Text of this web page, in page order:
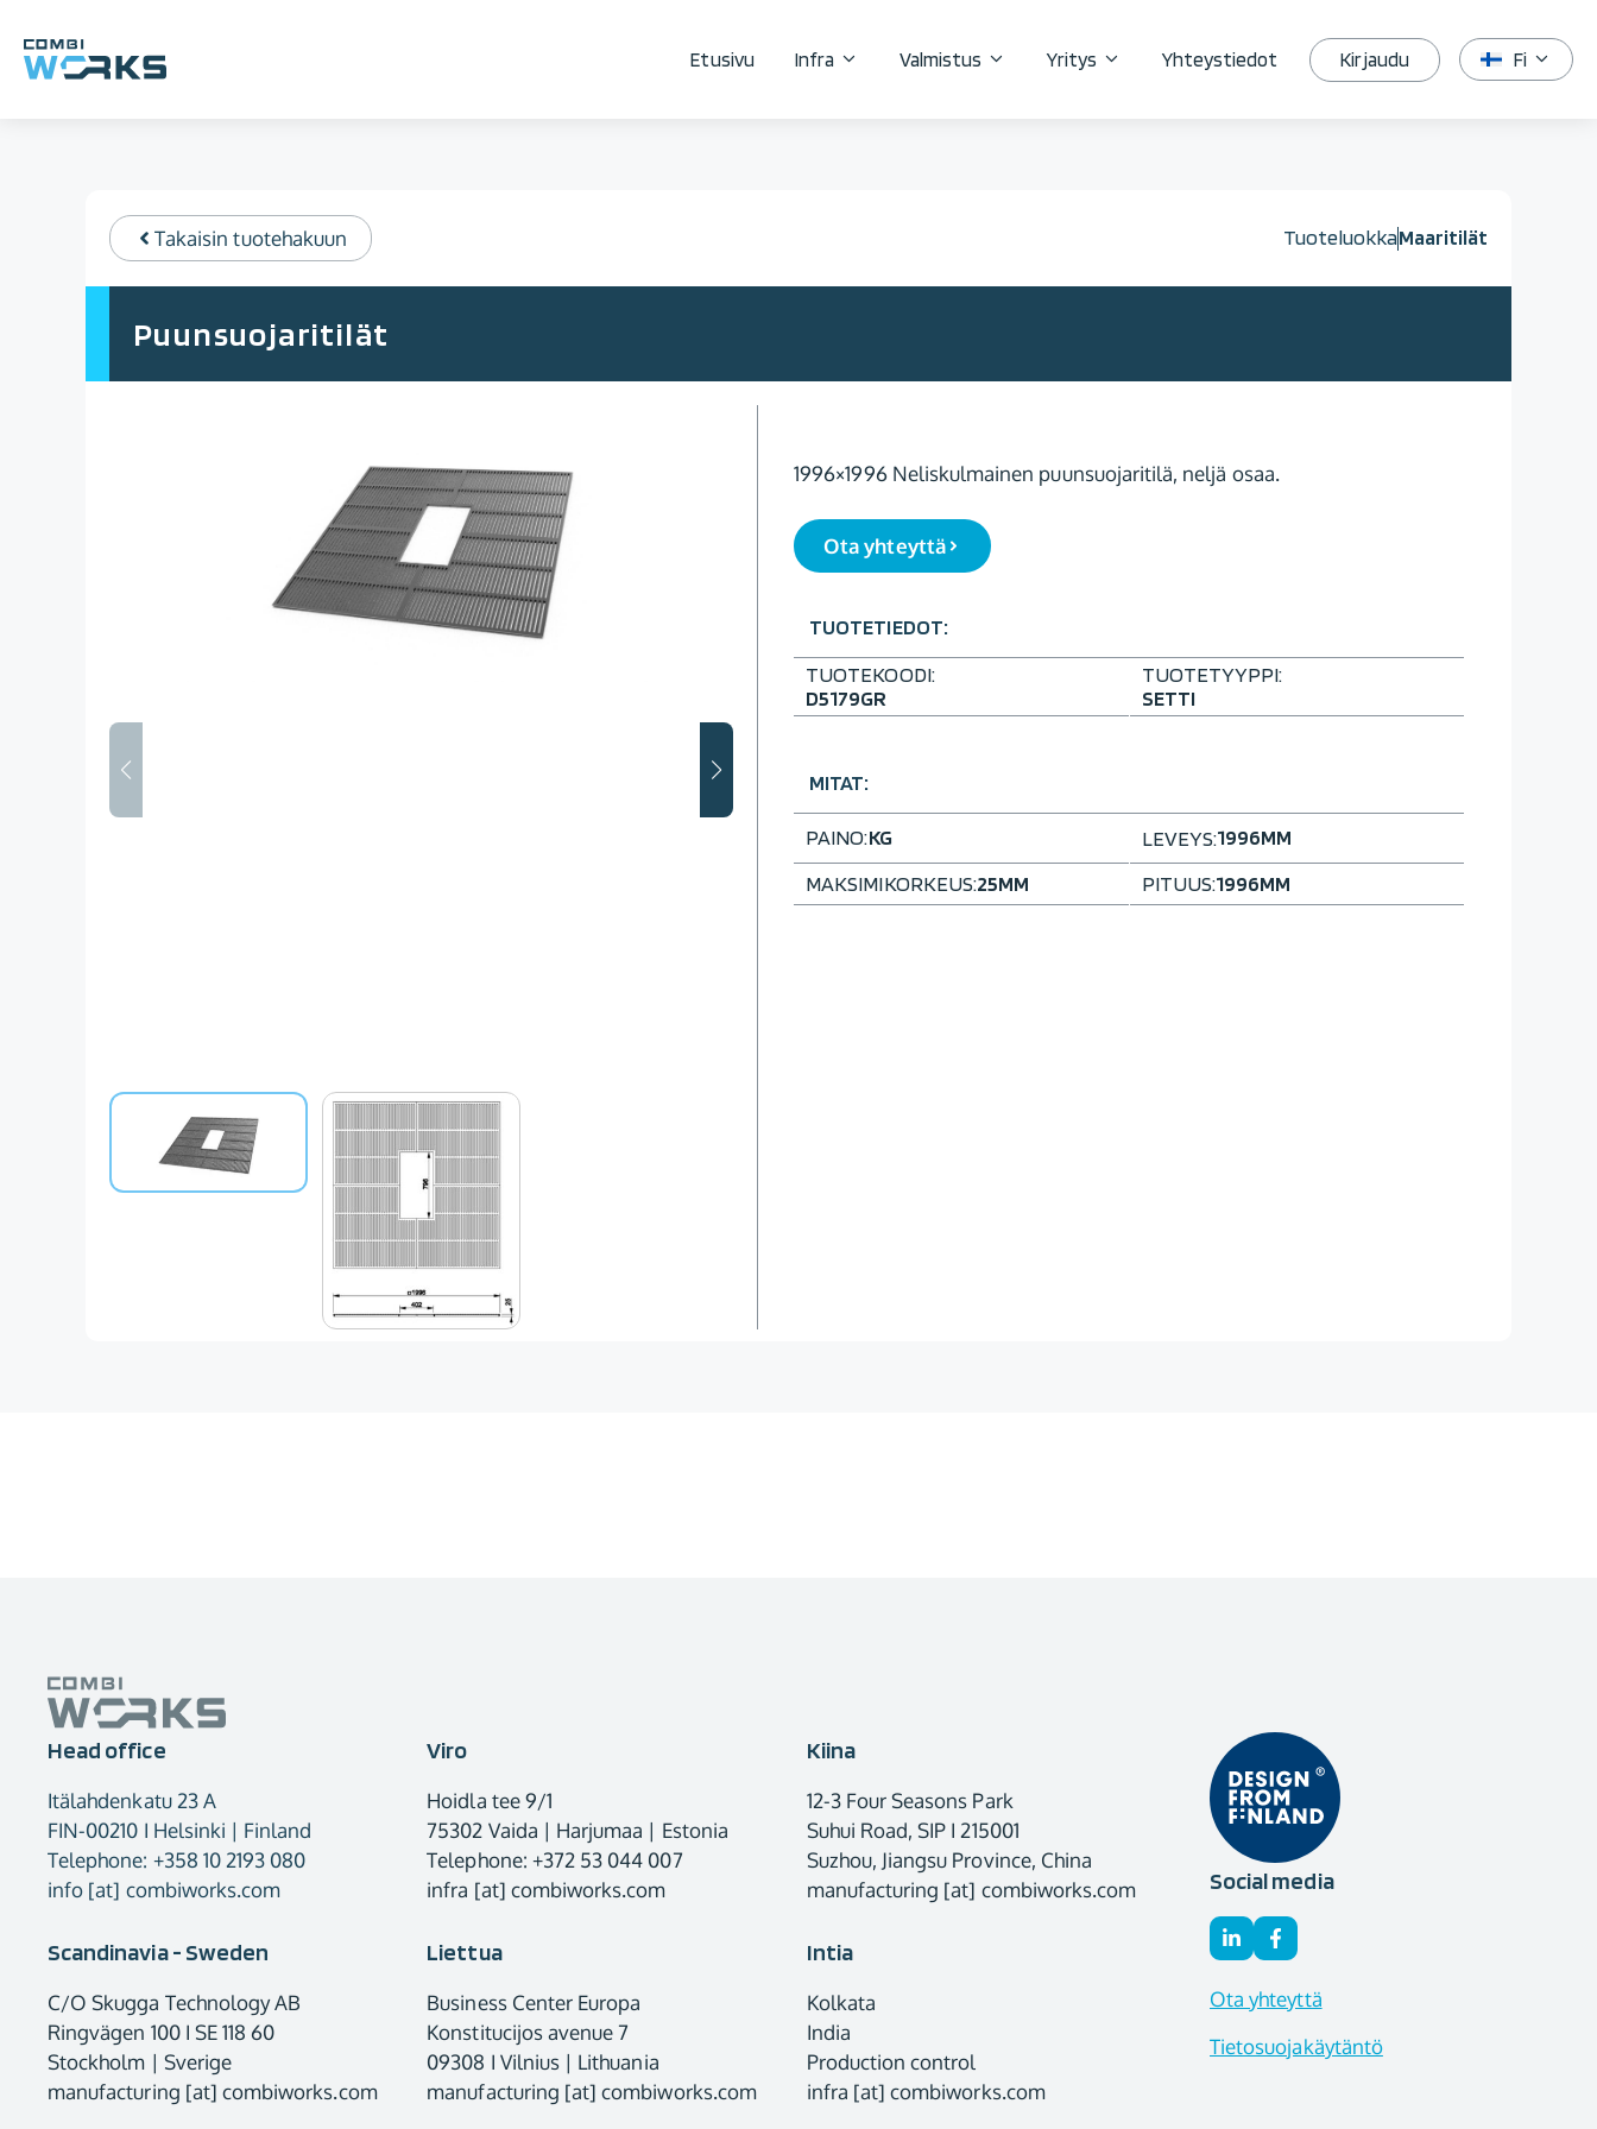
sisältöön
Etusivu Infra Valmistus Yritys Yhteystiedot Kirjaudu Fi
Takaisin tuotehakuun TuoteluokkaMaaritilät
Puunsuojaritilät
1996×1996 Neliskulmainen puunsuojaritilä, neljä osaa.
Ota yhteyttä
TUOTETIEDOT:
TUOTEKOODI:
D5179GR
TUOTETYYPPI:
SETTI
MITAT:
PAINO:KG LEVEYS:1996MM
MAKSIMIKORKEUS:25MM PITUUS:1996MM
Head office
Itälahdenkatu 23 A
FIN-00210 I Helsinki | Finland
Telephone: +358 10 2193 080
info [at] combiworks.com
Viro
Hoidla tee 9/1
75302 Vaida | Harjumaa | Estonia
Telephone: +372 53 044 007
infra [at] combiworks.com
Kiina
12-3 Four Seasons Park
Suhui Road, SIP I 215001
Suzhou, Jiangsu Province, China
manufacturing [at] combiworks.com
Scandinavia - Sweden
C/O Skugga Technology AB
Ringvägen 100 I SE 118 60
Stockholm | Sverige
manufacturing [at] combiworks.com
Liettua
Business Center Europa
Konstitucijos avenue 7
09308 I Vilnius | Lithuania
manufacturing [at] combiworks.com
Intia
Kolkata
India
Production control
infra [at] combiworks.com
Social media
Ota yhteyttä
Tietosuojakäytäntö